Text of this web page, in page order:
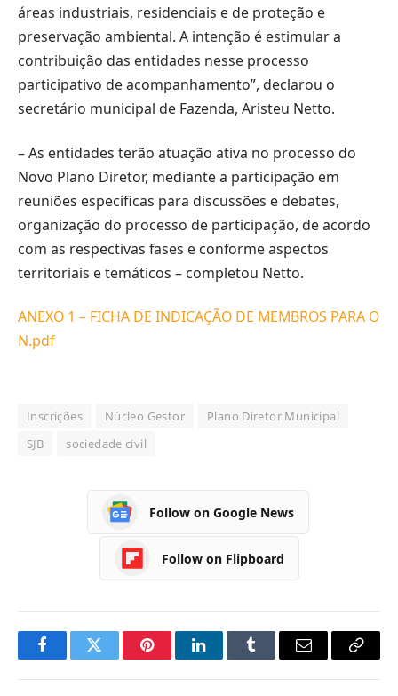
áreas industriais, residenciais e de proteção e
preservação ambiental. A intenção é estimular a
contribuição das entidades nesse processo
participativo de acompanhamento”, declarou o
secretário municipal de Fazenda, Aristeu Netto.
– As entidades terão atuação ativa no processo do
Novo Plano Diretor, mediante a participação em
reuniões específicas para discussões e debates,
organização do processo de participação, de acordo
com as respectivas fases e conforme aspectos
territoriais e temáticos – completou Netto.
ANEXO 1 – FICHA DE INDICAÇÃO DE MEMBROS PARA O
N.pdf
Inscrições Núcleo Gestor
Plano Diretor Municipal
SJB
sociedade civil
Follow on Google News
Follow on Flipboard
FacebookTwitter PinterestLinkedInTumblr Email
Copy